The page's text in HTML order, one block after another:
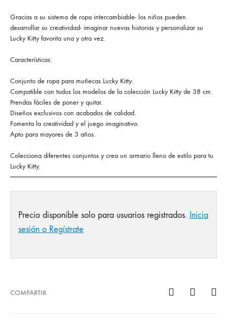
Gracias a su sistema de ropa intercambiable- los niños pueden
desarrollar su creatividad- imaginar nuevas historias y personalizar su
Lucky Kitty favorita una y otra vez.
Características:
Conjunto de ropa para muñecas Lucky Kitty.
Compatible con todos los modelos de la colección Lucky Kitty de 38 cm.
Prendas fáciles de poner y quitar.
Diseños exclusivos con acabados de calidad.
Fomenta la creatividad y el juego imaginativo.
Apto para mayores de 3 años.
Colecciona diferentes conjuntos y crea un armario lleno de estilo para tu
Lucky Kitty.
Precio disponible solo para usuarios registrados. Inicia
sesión o Regístrate
COMPARTIR